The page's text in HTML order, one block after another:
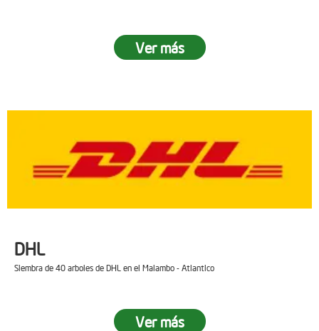
Ver más
DHL
Siembra de 40 arboles de DHL en el Malambo - Atlantico
Ver más